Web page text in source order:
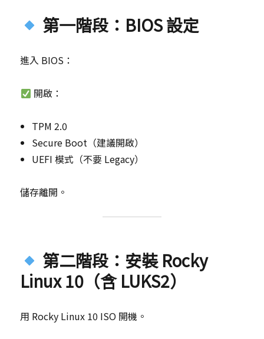
第一階段：BIOS 設定
進入 BIOS：
開啟：
TPM 2.0
Secure Boot（建議開啟）
UEFI 模式（不要 Legacy）
儲存離開。
第二階段：安裝 Rocky
Linux 10（含 LUKS2）
用 Rocky Linux 10 ISO 開機。